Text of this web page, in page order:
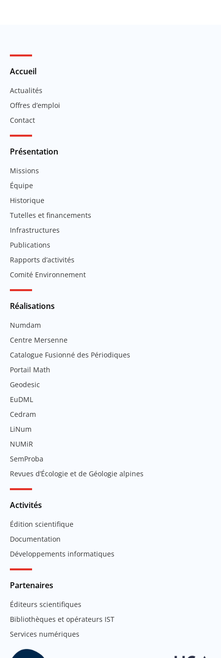
Accueil
Actualités
Offres d’emploi
Contact
Présentation
Missions
Équipe
Historique
Tutelles et financements
Infrastructures
Publications
Rapports d’activités
Comité Environnement
Réalisations
Numdam
Centre Mersenne
Catalogue Fusionné des Périodiques
Portail Math
Geodesic
EuDML
Cedram
LiNum
NUMiR
SemProba
Revues d’Écologie et de Géologie alpines
Activités
Édition scientifique
Documentation
Développements informatiques
Partenaires
Éditeurs scientifiques
Bibliothèques et opérateurs IST
Services numériques